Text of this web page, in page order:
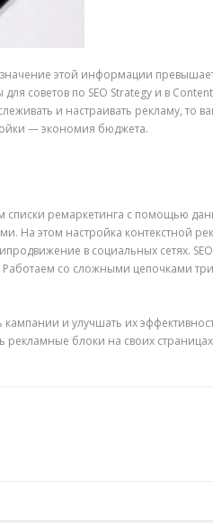
этой информации превышает
советов по SEO Strategy и в
и настраивать рекламу, то
— экономия бюджета.
ремаркетинга с помощью
На этом настройка контекстной
в социальных сетях.
со сложными цепочками
и улучшать их
рекламные блоки на своих